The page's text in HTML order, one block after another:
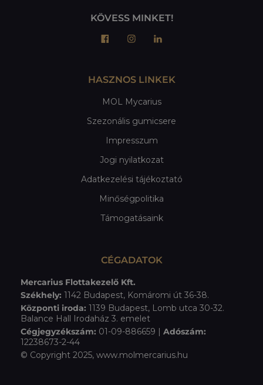
KÖVESS MINKET!
HASZNOS LINKEK
MOL Mycarius
Szezonális gumicsere
Impresszum
Jogi nyilatkozat
Adatkezelési tájékoztató
Minőségpolitika
Támogatásaink
CÉGADATOK
Mercarius Flottakezelő Kft.
Székhely: 1142 Budapest, Komáromi út 36-38.
Központi iroda: 1139 Budapest, Lomb utca 30-32.
Balance Hall Irodaház 3. emelet
Cégjegyzékszám: 01-09-886659 | Adószám:
12238673-2-44
© Copyright 2025, www.molmercarius.hu